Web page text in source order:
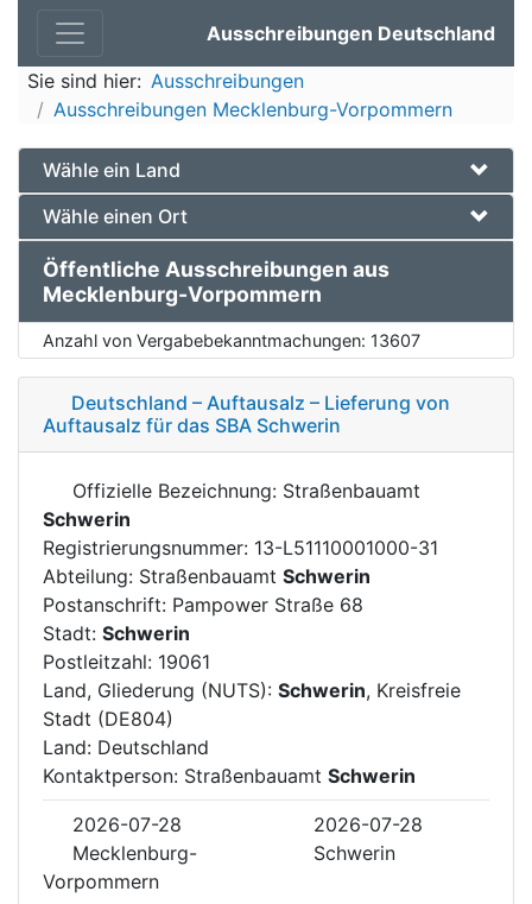
Ausschreibungen Deutschland
Sie sind hier: Ausschreibungen
Ausschreibungen Mecklenburg-Vorpommern
Wähle ein Land
Wähle einen Ort
Öffentliche Ausschreibungen aus
Mecklenburg-Vorpommern
Anzahl von Vergabebekanntmachungen: 13607
Deutschland – Auftausalz – Lieferung von
Auftausalz für das SBA Schwerin
Offizielle Bezeichnung: Straßenbauamt
Schwerin
Registrierungsnummer: 13-L51110001000-31
Abteilung: Straßenbauamt Schwerin
Postanschrift: Pampower Straße 68
Stadt: Schwerin
Postleitzahl: 19061
Land, Gliederung (NUTS): Schwerin, Kreisfreie
Stadt (DE804)
Land: Deutschland
Kontaktperson: Straßenbauamt Schwerin
2026-07-28
2026-07-28
Mecklenburg-
Vorpommern
Schwerin